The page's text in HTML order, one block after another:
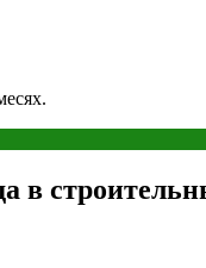
в